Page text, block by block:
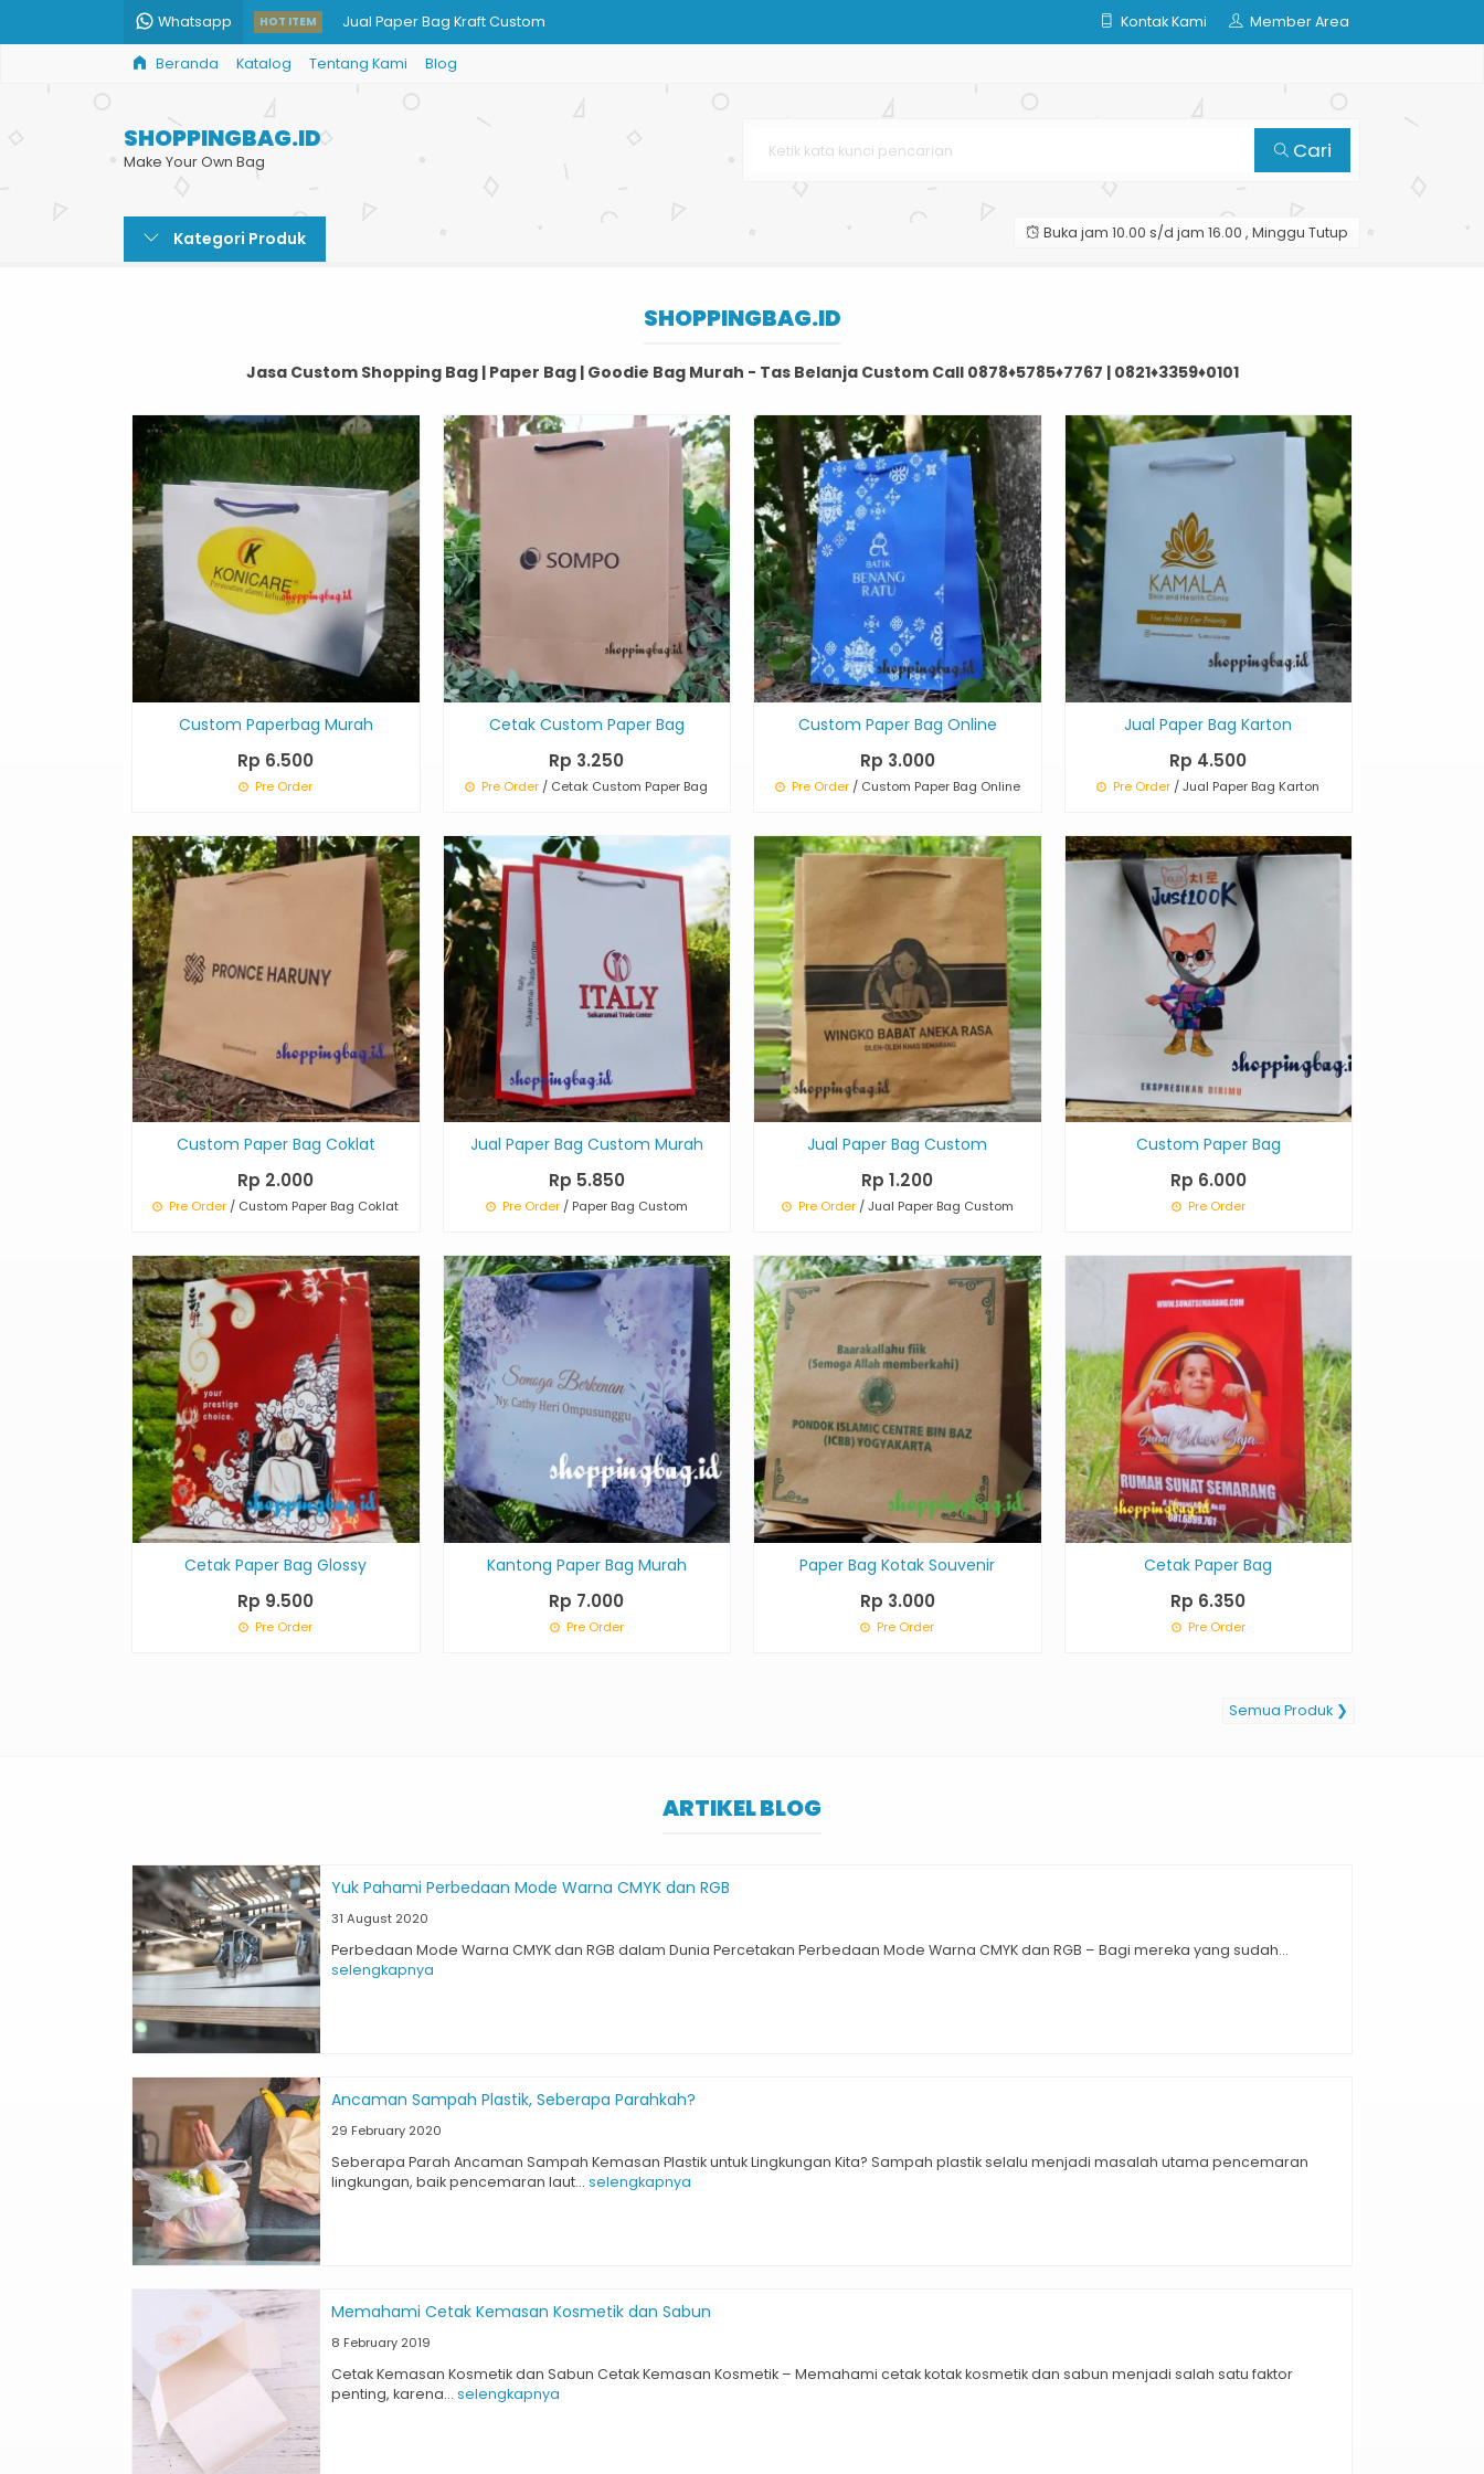
Whatsapp HOT ITEM Jual Paper Bag Kraft Custom
Paper Bag Art Cartoon
Tas Kertas Souvenir TNI
Harga Print Shopping Bag Matte
Kontak Kami Member Area
Beranda Katalog Tentang Kami Blog
SHOPPINGBAG.ID
Make Your Own Bag Cari
Kategori Produk Buka jam 10.00 s/d jam 16.00 , Minggu Tutup
SHOPPINGBAG.ID
Jasa Custom Shopping Bag | Paper Bag | Goodie Bag Murah - Tas Belanja Custom Call 0878♦5785♦7767 | 0821♦3359♦0101
Custom Paperbag Murah
Rp 6.500
Pre Order
Cetak Custom Paper Bag
Rp 3.250
Pre Order / Cetak Custom Paper Bag
Custom Paper Bag Online
Rp 3.000
Pre Order/ Custom Paper Bag Online
Jual Paper Bag Karton
Rp 4.500
Pre Order / Jual Paper Bag Karton
Custom Paper Bag Coklat
Rp 2.000
Pre Order / Custom Paper Bag Coklat
Jual Paper Bag Custom Murah
Rp 5.850
Pre Order/ Paper Bag Custom
Jual Paper Bag Custom
Rp 1.200
Pre Order/ Jual Paper Bag Custom
Custom Paper Bag
Rp 6.000
Pre Order
Cetak Paper Bag Glossy
Rp 9.500
Pre Order
Kantong Paper Bag Murah
Rp 7.000
Pre Order
Paper Bag Kotak Souvenir
Rp 3.000
Pre Order
Cetak Paper Bag
Rp 6.350
Pre Order
Semua Produk ❯
ARTIKEL BLOG
Yuk Pahami Perbedaan Mode Warna CMYK dan RGB
31 August 2020
Perbedaan Mode Warna CMYK dan RGB dalam Dunia Percetakan Perbedaan Mode Warna CMYK dan RGB – Bagi mereka yang sudah...
selengkapnya
Ancaman Sampah Plastik, Seberapa Parahkah?
29 February 2020
Seberapa Parah Ancaman Sampah Kemasan Plastik untuk Lingkungan Kita? Sampah plastik selalu menjadi masalah utama pencemaran
lingkungan, baik pencemaran laut... selengkapnya
Memahami Cetak Kemasan Kosmetik dan Sabun
8 February 2019
Cetak Kemasan Kosmetik dan Sabun Cetak Kemasan Kosmetik – Memahami cetak kotak kosmetik dan sabun menjadi salah satu faktor
penting, karena... selengkapnya